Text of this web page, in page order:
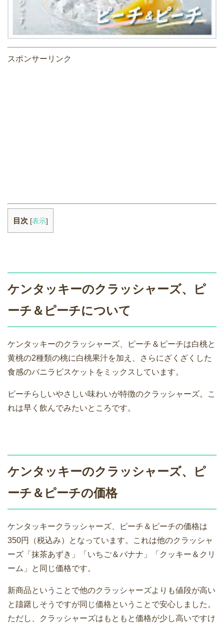
スポンサーリンク
目次 [表示]
ケンタッキーのクラッシャーズ、ピ
ーチ＆ピーチについて
ケンタッキーのクラッシャーズ、ピーチ＆ピーチは白桃と
黄桃の2種類の桃に白桃果汁を加え、さらにざくざくした
食感のバニラビスケットをミックスしています。
ピーチらしいやさしい味わいが特徴のクラッシャーズ。こ
れは早く飲んでみたいところです。
ケンタッキーのクラッシャーズ、ピ
ーチ＆ピーチの価格
ケンタッキークラッシャーズ、ピーチ＆ピーチの価格は
350円（税込み）となっています。これは他のクラッシャ
ーズ「抹茶あずき」「いちご＆バナナ」「クッキー＆クリ
ーム」と同じ価格です。
新商品ということで他のクラッシャーズよりも値段が高い
と躊躇しそうですが同じ価格ということで安心しました。
ただし、クラッシャーズはもともと価格が少し高いですけ